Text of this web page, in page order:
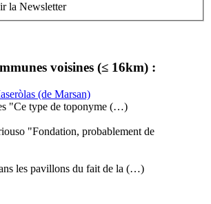
la Newsletter
voisines (≤ 16km) :
(de Marsan)
"Ce type de toponyme (…)
"Fondation, probablement de
les pavillons du fait de la (…)